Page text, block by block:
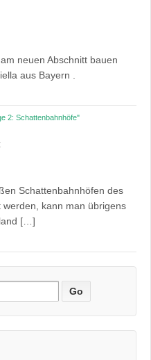
neuen Abschnitt bauen
aus Bayern .
2: Schattenbahnhöfe"
Schattenbahnhöfen des
kann man übrigens
[…]